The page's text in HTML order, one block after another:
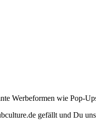
Werbeformen wie Pop-
gefällt und Du